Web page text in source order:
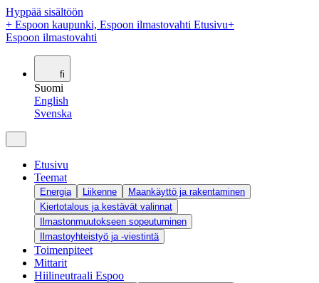
Hyppää sisältöön
+ Espoon kaupunki, Espoon ilmastovahti Etusivu+
Espoon ilmastovahti
fi
Suomi
English
Svenska
Etusivu
Teemat
Energia Liikenne
Maankäyttö ja rakentaminen
Kiertotalous ja kestävät valinnat
Ilmastonmuutokseen sopeutuminen
Ilmastoyhteistyö ja -viestintä
Toimenpiteet
Mittarit
Hiilineutraali Espoo